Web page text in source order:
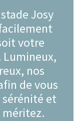
Josy
votre
nos
de vous
et
méritez.